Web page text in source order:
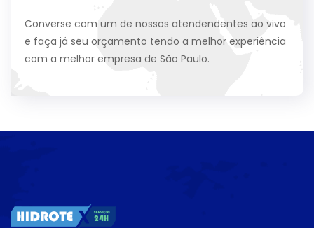
Converse com um de nossos atendendentes ao vivo
e faça já seu orçamento tendo a melhor experiência
com a melhor empresa de São Paulo.